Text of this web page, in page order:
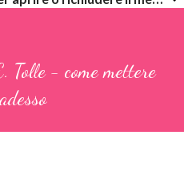
Tolle - come mettere